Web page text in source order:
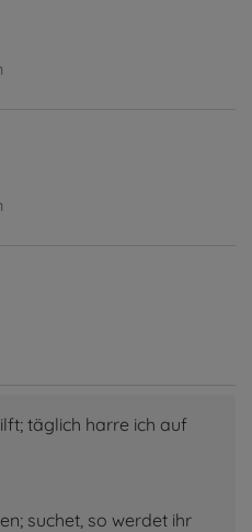
täglich harre ich auf
suchet, so werdet ihr